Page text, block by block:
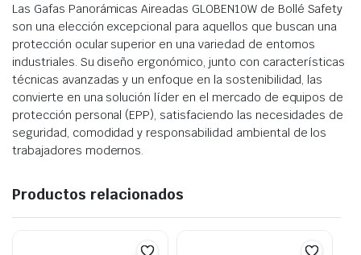
Las Gafas Panorámicas Aireadas GLOBEN10W de Bollé Safety
son una elección excepcional para aquellos que buscan una
protección ocular superior en una variedad de entornos
industriales. Su diseño ergonómico, junto con características
técnicas avanzadas y un enfoque en la sostenibilidad, las
convierte en una solución líder en el mercado de equipos de
protección personal (EPP), satisfaciendo las necesidades de
seguridad, comodidad y responsabilidad ambiental de los
trabajadores modernos.
Productos relacionados